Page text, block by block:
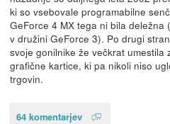
ki so vsebovale programabilne
GeForce 4 MX tega ni bila
v družini GeForce 3). Po drugi
svoje gonilnike že večkrat umestila
grafične kartice, ki pa nikoli niso
trgovin.
64 komentarjev